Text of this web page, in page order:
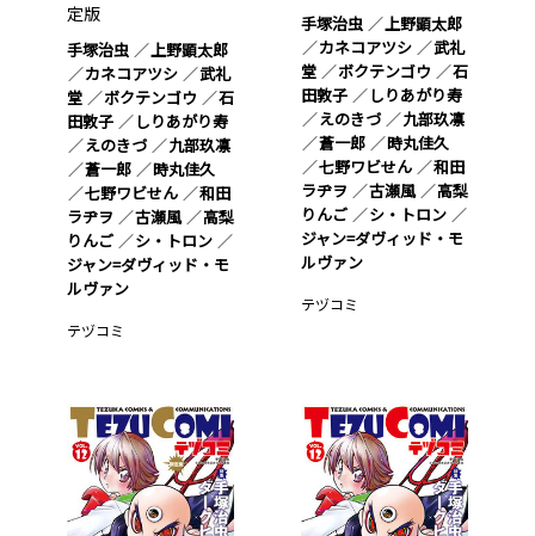
定版
手塚治虫
上野顕太郎
カネコアツシ
武礼
堂
ボクテンゴウ
石
田敦子
しりあがり寿
えのきづ
九部玖凛
蒼一郎
時丸佳久
七野ワビせん
和田
ラヂヲ
古瀬風
高梨
りんご
シ・トロン
ジャン=ダヴィッド・モ
ルヴァン
テヅコミ
手塚治虫
上野顕太郎
カネコアツシ
武礼
堂
ボクテンゴウ
石
田敦子
しりあがり寿
えのきづ
九部玖凛
蒼一郎
時丸佳久
七野ワビせん
和田
ラヂヲ
古瀬風
高梨
りんご
シ・トロン
ジャン=ダヴィッド・モ
ルヴァン
テヅコミ